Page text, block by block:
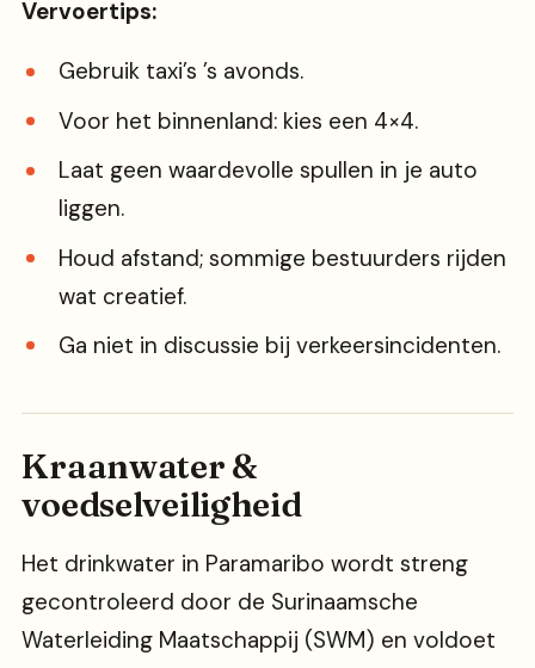
Vervoertips:
Gebruik taxi’s ’s avonds.
Voor het binnenland: kies een 4×4.
Laat geen waardevolle spullen in je auto
liggen.
Houd afstand; sommige bestuurders rijden
wat creatief.
Ga niet in discussie bij verkeersincidenten.
Kraanwater &
voedselveiligheid
Het drinkwater in Paramaribo wordt streng
gecontroleerd door de Surinaamsche
Waterleiding Maatschappij (SWM) en voldoet